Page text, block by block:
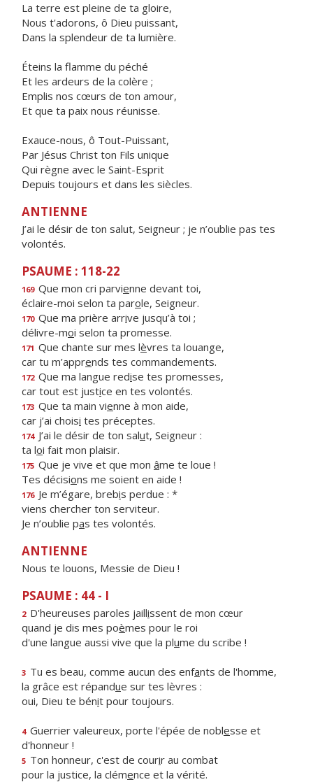
La terre est pleine de ta gloire,
Nous t'adorons, ô Dieu puissant,
Dans la splendeur de ta lumière.
Éteins la flamme du péché
Et les ardeurs de la colère ;
Emplis nos cœurs de ton amour,
Et que ta paix nous réunisse.
Exauce-nous, ô Tout-Puissant,
Par Jésus Christ ton Fils unique
Qui règne avec le Saint-Esprit
Depuis toujours et dans les siècles.
ANTIENNE
J’ai le désir de ton salut, Seigneur ; je n’oublie pas tes
volontés.
PSAUME : 118-22
169 Que mon cri parvienne devant toi,
éclaire-moi selon ta parole, Seigneur.
170 Que ma prière arrive jusqu’à toi ;
délivre-moi selon ta promesse.
171 Que chante sur mes lèvres ta louange,
car tu m’apprends tes commandements.
172 Que ma langue redise tes promesses,
car tout est justice en tes volontés.
173 Que ta main vienne à mon aide,
car j’ai choisi tes préceptes.
174 J’ai le désir de ton salut, Seigneur :
ta loi fait mon plaisir.
175 Que je vive et que mon âme te loue !
Tes décisions me soient en aide !
176 Je m’égare, brebis perdue : *
viens chercher ton serviteur.
Je n’oublie pas tes volontés.
ANTIENNE
Nous te louons, Messie de Dieu !
PSAUME : 44 - I
2 D'heureuses paroles jaillissent de mon cœur
quand je dis mes poèmes pour le roi
d'une langue aussi vive que la plume du scribe !
3 Tu es beau, comme aucun des enfants de l'homme,
la grâce est répandue sur tes lèvres :
oui, Dieu te bénit pour toujours.
4 Guerrier valeureux, porte l'épée de noblesse et
d'honneur !
5 Ton honneur, c'est de courir au combat
pour la justice, la clémence et la vérité.